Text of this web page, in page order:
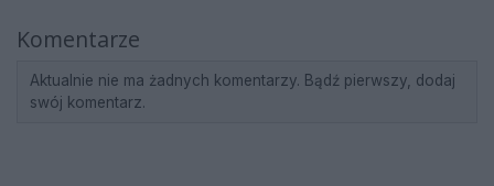
Komentarze
Aktualnie nie ma żadnych komentarzy. Bądź pierwszy, dodaj
swój komentarz.